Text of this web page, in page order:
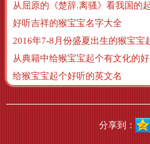
从屈原的《楚辞.离骚》看我国的
好听吉祥的猴宝宝名字大全
2016年7-8月份盛夏出生的猴宝宝
从典籍中给猴宝宝起个有文化的
给猴宝宝起个好听的英文名
分享到：